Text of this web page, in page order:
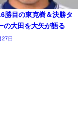
勝目の東克樹＆決勝タ
の大田を大矢が語る
27日